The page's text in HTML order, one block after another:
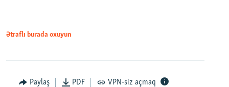
Ətraflı burada oxuyun
Paylaş PDF VPN-siz açmaq